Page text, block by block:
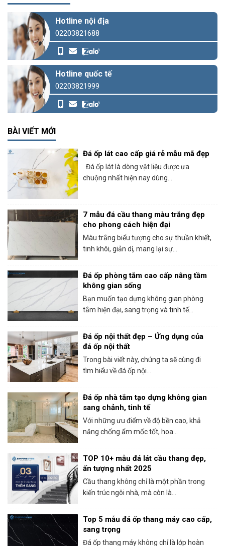
Hotline nội địa
02203821688
Hotline quốc tế
02203821999
BÀI VIẾT MỚI
Đá ốp lát cao cấp giá rẻ mẫu mã đẹp
Đá ốp lát là dòng vật liệu được ưa
chuộng nhất hiện nay dùng...
7 mẫu đá cầu thang màu trắng đẹp
cho phong cách hiện đại
Màu trắng biểu tượng cho sự thuần khiết,
tinh khôi, giản dị, mang lại sự...
Đá ốp phòng tắm cao cấp nâng tầm
không gian sống
Bạn muốn tạo dựng không gian phòng
tắm hiện đại, sang trọng và tinh tế...
Đá ốp nội thất đẹp – Ứng dụng của
đá ốp nội thất
Trong bài viết này, chúng ta sẽ cùng đi
tìm hiểu về đá ốp nội...
Đá ốp nhà tắm tạo dựng không gian
sang chảnh, tinh tế
Với những ưu điểm về độ bền cao, khả
năng chống ẩm mốc tốt, hoa...
TOP 10+ mẫu đá lát cầu thang đẹp,
ấn tượng nhất 2025
Cầu thang không chỉ là một phần trong
kiến trúc ngôi nhà, mà còn là...
Top 5 mẫu đá ốp thang máy cao cấp,
sang trọng
Đá ốp thang máy không chỉ là lớp hoàn